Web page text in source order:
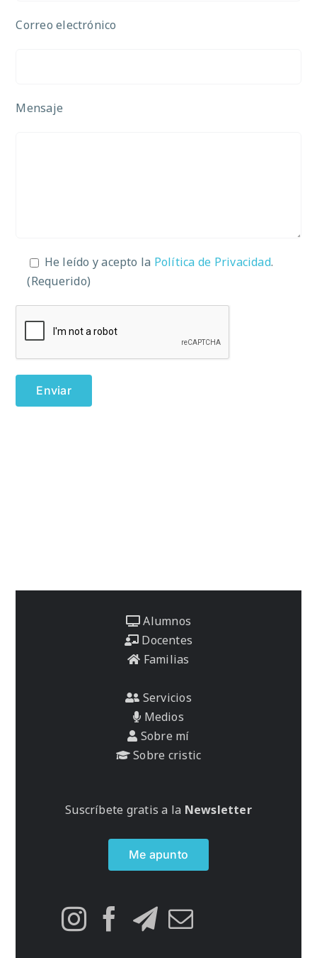
Correo electrónico
Mensaje
He leído y acepto la Política de Privacidad.
(Requerido)
Alumnos
Docentes
Familias
Servicios
Medios
Sobre mí
Sobre cristic
Suscríbete gratis a la Newsletter
Me apunto